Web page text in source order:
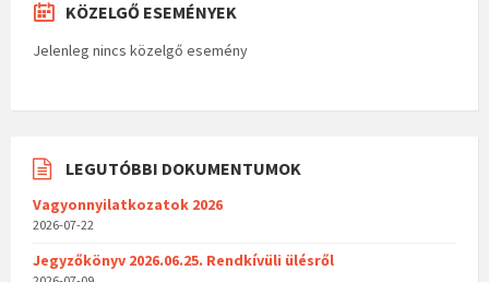
KÖZELGŐ ESEMÉNYEK
Jelenleg nincs közelgő esemény
LEGUTÓBBI DOKUMENTUMOK
Vagyonnyilatkozatok 2026
2026-07-22
Jegyzőkönyv 2026.06.25. Rendkívüli ülésről